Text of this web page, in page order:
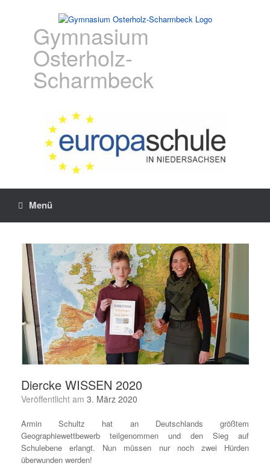
Gymnasium
Osterholz-
Scharmbeck
Menü
Diercke WISSEN 2020
Veröffentlicht am 3. März 2020
Armin Schultz hat an Deutschlands größtem
Geographiewettbewerb teilgenommen und den Sieg auf
Schulebene erlangt. Nun müssen nur noch zwei Hürden
überwunden werden!